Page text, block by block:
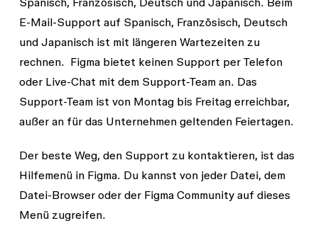
E-Mail-Support auf Spanisch, Französisch, Deutsch
und Japanisch ist mit längeren Wartezeiten zu
rechnen. Figma bietet keinen Support per Telefon
oder Live-Chat mit dem Support-Team an. Das
Support-Team ist von Montag bis Freitagerreichbar,
außer an für das Unternehmen geltenden Feiertagen.
Der beste Weg, den Support zu kontaktieren, ist das
Hilfemenü in Figma. Du kannst von jeder Datei, dem
Datei-Browser oder der Figma Community auf dieses
Menü zugreifen.